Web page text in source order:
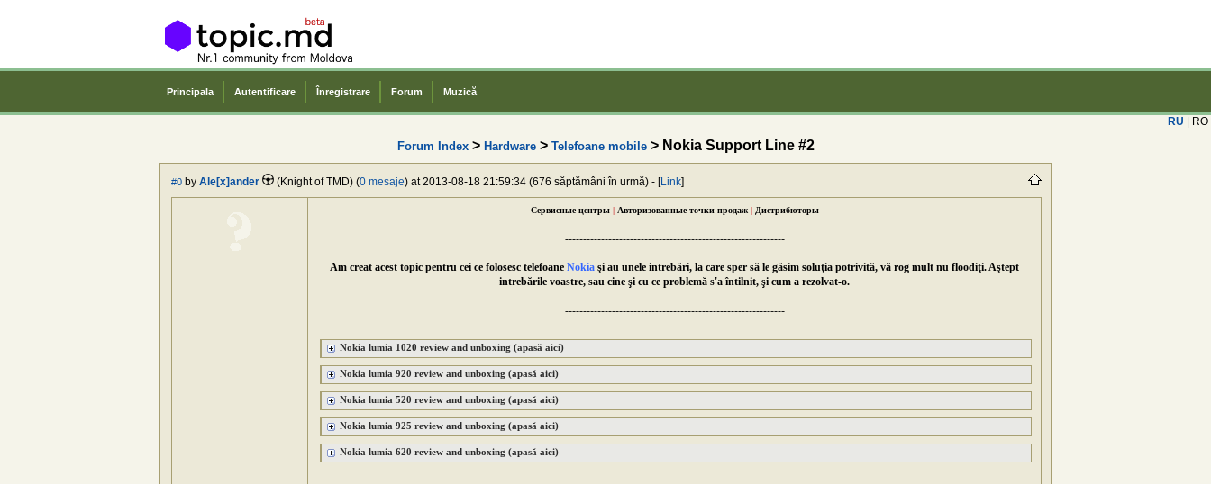
Principala Autentificare Înregistrare Forum Muzică
RU | RO
Forum Index> Hardware> Telefoane mobile> Nokia Support Line #2
#0 by Ale[x]ander (Knight of TMD) (0 mesaje) at 2013-08-18 21:59:34 (676 săptămâni în urmă) - [Link]
Сервисные центры| Авторизованные точки продаж Дистрибюторы
-------------------------------------------------------------
Am creat acest topic pentru cei ce folosesc telefoane Nokia şi au unele intrebări, la care sper să le găsim soluţia potrivită, vă rog mult nu floodiţi. Aştept
intrebările voastre, sau cine şi cu ce problemă s'a întilnit, şi cum a rezolvat-o.
-------------------------------------------------------------
Nokia lumia 1020 review and unboxing (apasă aici)
Nokia lumia 920 review and unboxing (apasă aici)
Nokia lumia 520 review and unboxing (apasă aici)
Nokia lumia 925 review and unboxing (apasă aici)
Nokia lumia 620 review and unboxing (apasă aici)